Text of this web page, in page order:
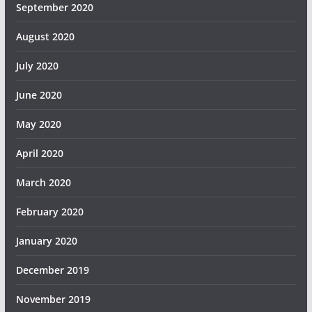
September 2020
August 2020
July 2020
June 2020
May 2020
April 2020
March 2020
February 2020
January 2020
December 2019
November 2019